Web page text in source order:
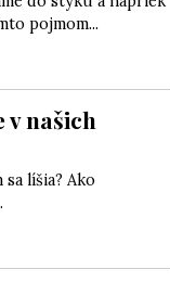
pojmom...
v našich
líšia? Ako